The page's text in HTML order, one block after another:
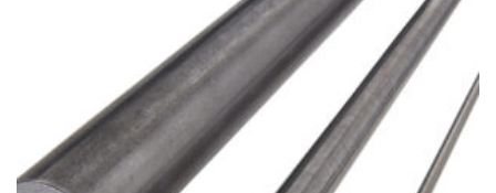
Varianten
auf.
Die
Optionen
können
auf
der